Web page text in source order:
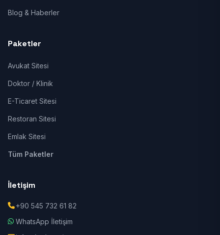
Blog & Haberler
Paketler
Avukat Sitesi
Doktor / Klinik
E-Ticaret Sitesi
Restoran Sitesi
Emlak Sitesi
Tüm Paketler
İletişim
+90 545 732 61 82
WhatsApp İletişim